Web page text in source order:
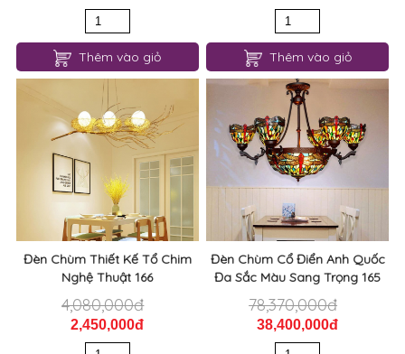
Thêm vào giỏ Thêm vào giỏ
Đèn Chùm Thiết Kế Tổ Chim
Nghệ Thuật 166
4,080,000đ
2,450,000đ
Đèn Chùm Cổ Điển Anh Quốc
Đa Sắc Màu Sang Trọng 165
78,370,000đ
38,400,000đ